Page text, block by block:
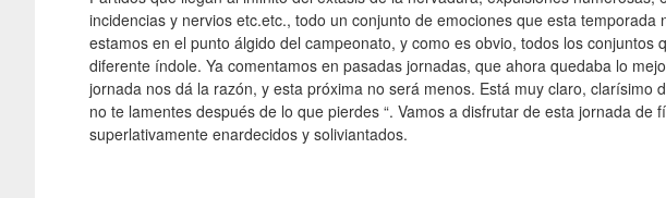
incidencias y nervios etc.etc., todo un conjunto de emociones que esta temporada
estamos en el punto álgido del campeonato, y como es obvio, todos los
diferente índole. Ya comentamos en pasadas jornadas, que ahora quedaba lo
jornada nos dá la razón, y esta próxima no será menos. Está muy claro, clarísimo
no te lamentes después de lo que pierdes “. Vamos a disfrutar de esta jornada de
superlativamente enardecidos y soliviantados.